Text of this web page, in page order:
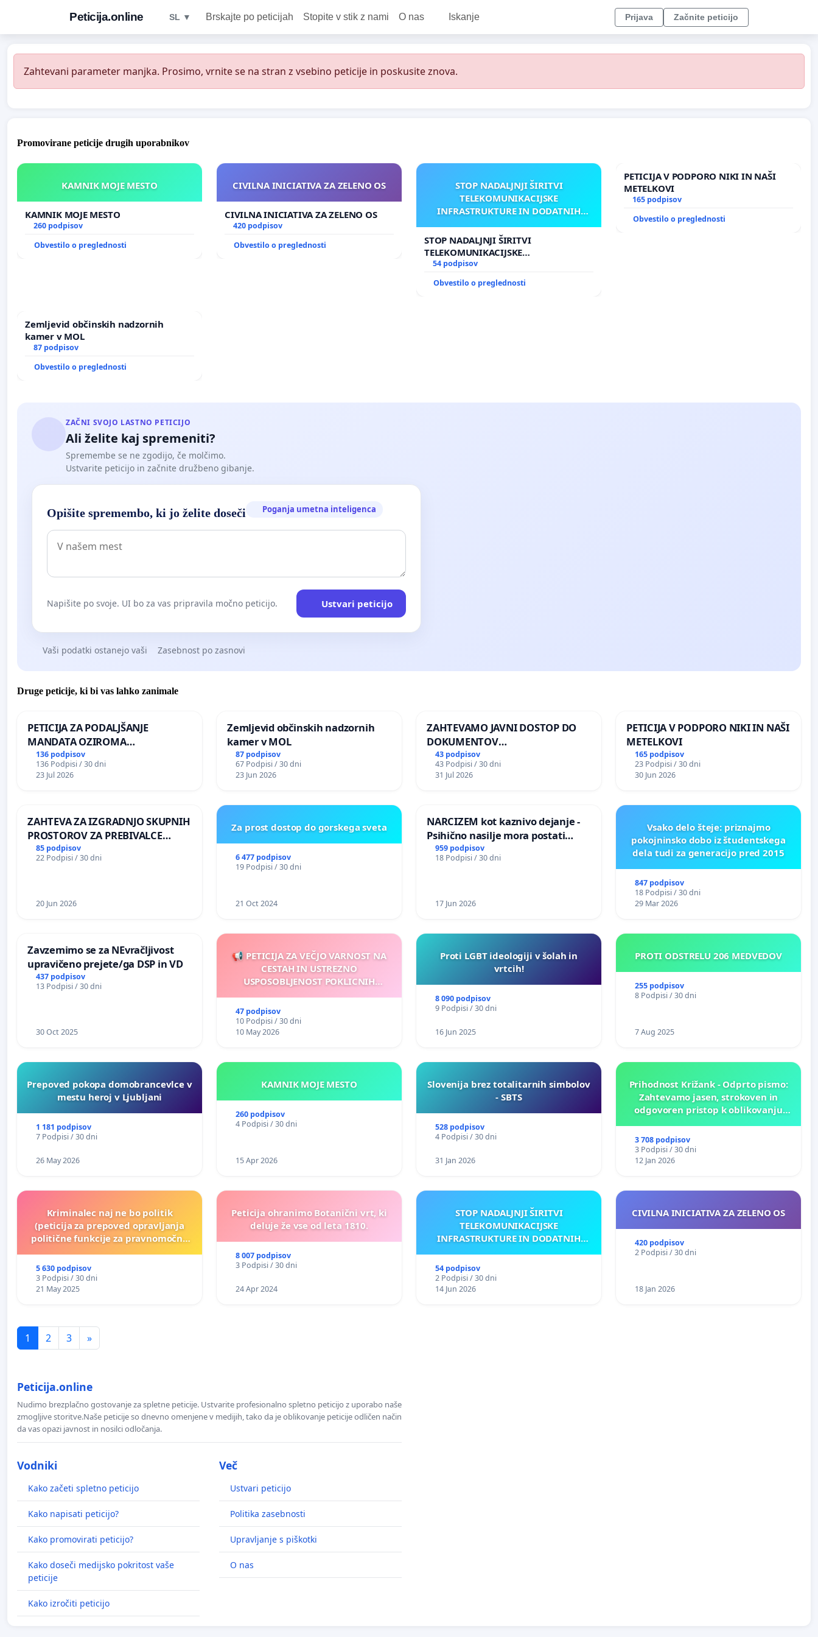
Peticija.online SL ▼ Brskajte po peticijah Stopite v stik z nami O nas Iskanje Prijava Začnite peticijo
Zahtevani parameter manjka. Prosimo, vrnite se na stran z vsebino peticije in poskusite znova.
Promovirane peticije drugih uporabnikov
KAMNIK MOJE MESTO
KAMNIK MOJE MESTO
260 podpisov
Obvestilo o preglednosti
CIVILNA INICIATIVA ZA ZELENO OS
CIVILNA INICIATIVA ZA ZELENO OS
420 podpisov
Obvestilo o preglednosti
STOP NADALJNJI ŠIRITVI
TELEKOMUNIKACIJSKE
INFRASTRUKTURE IN DODATNIH
STOP NADALJNJI ŠIRITVI
TELEKOMUNIKACIJSKE
INFRASTRUKTURE IN DODATNIH
ANTEN V GRADIŠČAKU
54 podpisov
Obvestilo o preglednosti
PETICIJA V PODPORO NIKI IN NAŠI
METELKOVI
165 podpisov
Obvestilo o preglednosti
Zemljevid občinskih nadzornih
kamer v MOL
87 podpisov
Obvestilo o preglednosti
ZAČNI SVOJO LASTNO PETICIJO
Ali želite kaj spremeniti?
Spremembe se ne zgodijo, če molčimo.
Ustvarite peticijo in začnite družbeno gibanje.
Opišite spremembo, ki jo želite doseči Poganja umetna inteligenca
Napišite po svoje. UI bo za vas pripravila močno peticijo. Ustvari peticijo
Vaši podatki ostanejo vaši Zasebnost po zasnovi
Druge peticije, ki bi vas lahko zanimale
PETICIJA ZA PODALJŠANJE
MANDATA OZIROMA
ČIMPREJŠNJO PONOVNO
NAPOTITEV GOSPODA BERNARDA
ŠRAJNERJA NA VELEPOSLANIŠTVO
136 podpisov
136 Podpisi / 30 dni
23 Jul 2026
Zemljevid občinskih nadzornih
kamer v MOL
87 podpisov
67 Podpisi / 30 dni
23 Jun 2026
ZAHTEVAMO JAVNI DOSTOP DO
DOKUMENTOV
PARLAMENTARNIH
PREISKOVALNIH KOMISIJ O
ILEGALNI TRGOVINI Z OROŽJEM
43 podpisov
43 Podpisi / 30 dni
31 Jul 2026
PETICIJA V PODPORO NIKI IN NAŠI
METELKOVI
165 podpisov
23 Podpisi / 30 dni
30 Jun 2026
ZAHTEVA ZA IZGRADNJO SKUPNIH
PROSTOROV ZA PREBIVALCE
KRAJEVNE SKUPNOSTI
PRESTRANEK
85 podpisov
22 Podpisi / 30 dni
20 Jun 2026
Za prost dostop do gorskega sveta
6 477 podpisov
19 Podpisi / 30 dni
21 Oct 2024
NARCIZEM kot kaznivo dejanje -
Psihično nasilje mora postati
enako prepoznano kot fizično
nasilje
959 podpisov
18 Podpisi / 30 dni
17 Jun 2026
Vsako delo šteje: priznajmo
pokojninsko dobo iz študentskega
dela tudi za generacijo pred 2015
847 podpisov
18 Podpisi / 30 dni
29 Mar 2026
Zavzemimo se za NEvračljivost
upravičeno prejete/ga DSP in VD
437 podpisov
13 Podpisi / 30 dni
30 Oct 2025
📢 PETICIJA ZA VEČJO VARNOST NA
CESTAH IN USTREZNO
USPOSOBLJENOST POKLICNIH
47 podpisov
10 Podpisi / 30 dni
10 May 2026
Proti LGBT ideologiji v šolah in
vrtcih!
8 090 podpisov
9 Podpisi / 30 dni
16 Jun 2025
PROTI ODSTRELU 206 MEDVEDOV
255 podpisov
8 Podpisi / 30 dni
7 Aug 2025
Prepoved pokopa domobrancevlce v
mestu heroj v Ljubljani
1 181 podpisov
7 Podpisi / 30 dni
26 May 2026
KAMNIK MOJE MESTO
260 podpisov
4 Podpisi / 30 dni
15 Apr 2026
Slovenija brez totalitarnih simbolov
- SBTS
528 podpisov
4 Podpisi / 30 dni
31 Jan 2026
Prihodnost Križank - Odprto pismo:
Zahtevamo jasen, strokoven in
odgovoren pristop k oblikovanju
3 708 podpisov
3 Podpisi / 30 dni
12 Jan 2026
Kriminalec naj ne bo politik
(peticija za prepoved opravljanja
politične funkcije za pravnomočno
5 630 podpisov
3 Podpisi / 30 dni
21 May 2025
Peticija ohranimo Botanični vrt, ki
deluje že vse od leta 1810.
8 007 podpisov
3 Podpisi / 30 dni
24 Apr 2024
STOP NADALJNJI ŠIRITVI
TELEKOMUNIKACIJSKE
INFRASTRUKTURE IN DODATNIH
54 podpisov
2 Podpisi / 30 dni
14 Jun 2026
CIVILNA INICIATIVA ZA ZELENO OS
420 podpisov
2 Podpisi / 30 dni
18 Jan 2026
1 2 3 »
Peticija.online
Nudimo brezplačno gostovanje za spletne peticije. Ustvarite profesionalno spletno peticijo z uporabo naše
zmogljive storitve.Naše peticije so dnevno omenjene v medijih, tako da je oblikovanje peticije odličen način
da vas opazi javnost in nosilci odločanja.
Vodniki
Kako začeti spletno peticijo
Kako napisati peticijo?
Kako promovirati peticijo?
Kako doseči medijsko pokritost vaše
peticije
Kako izročiti peticijo
Več
Ustvari peticijo
Politika zasebnosti
Upravljanje s piškotki
O nas